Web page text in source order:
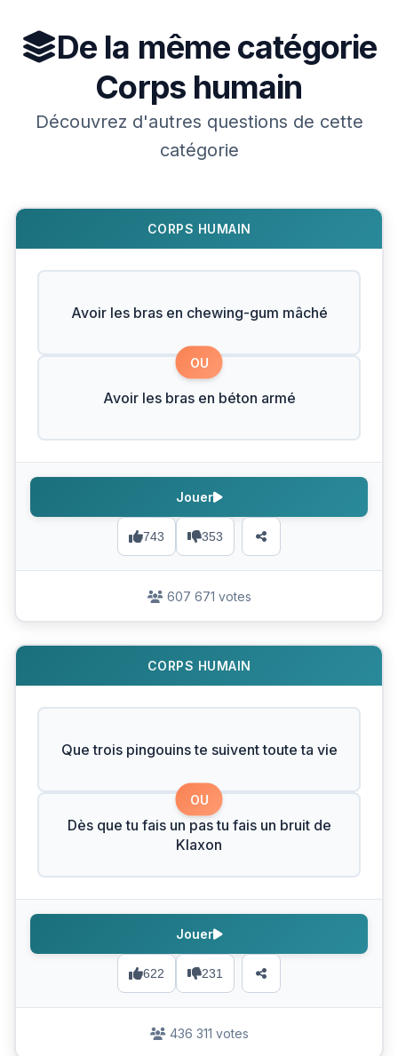
De la même catégorie
Corps humain
Découvrez d'autres questions de cette
catégorie
CORPS HUMAIN
Avoir les bras en chewing-gum mâché
OU
Avoir les bras en béton armé
743 353
Jouer
607 671 votes
CORPS HUMAIN
Que trois pingouins te suivent toute ta vie
OU
Dès que tu fais un pas tu fais un bruit de
Klaxon
622 231
Jouer
436 311 votes